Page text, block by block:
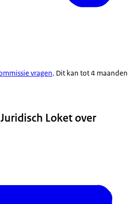
vragen. Dit kan tot 4 maanden
Loket over